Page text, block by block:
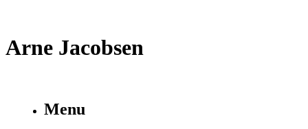
Arne Jacobsen
Menu